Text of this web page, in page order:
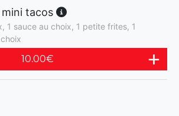
tacos
1 sauce au choix, 1 petite frites, 1
10.00€